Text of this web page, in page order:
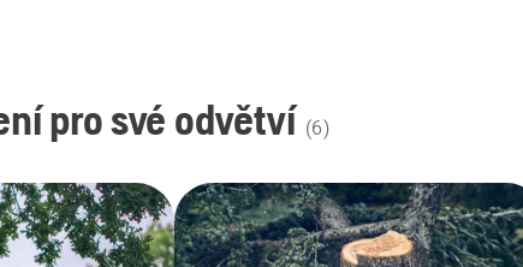
pro své odvětví (6)